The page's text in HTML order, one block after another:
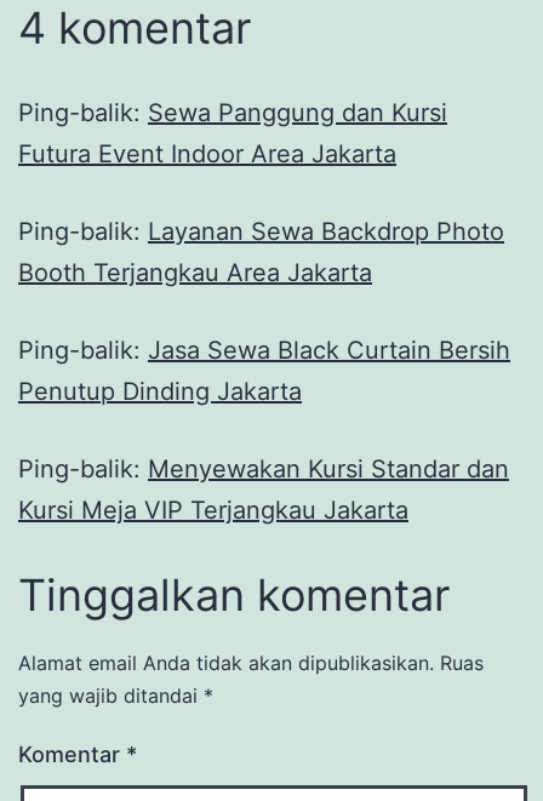
4 komentar
Ping-balik: Sewa Panggung dan Kursi
Futura Event Indoor Area Jakarta
Ping-balik: Layanan Sewa Backdrop Photo
Booth Terjangkau Area Jakarta
Ping-balik: Jasa Sewa Black Curtain Bersih
Penutup Dinding Jakarta
Ping-balik: Menyewakan Kursi Standar dan
Kursi Meja VIP Terjangkau Jakarta
Tinggalkan komentar
Alamat email Anda tidak akan dipublikasikan. Ruas
yang wajib ditandai *
Komentar *